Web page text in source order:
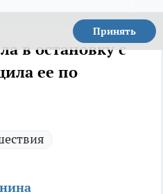
Принять
в остановку с
ее по